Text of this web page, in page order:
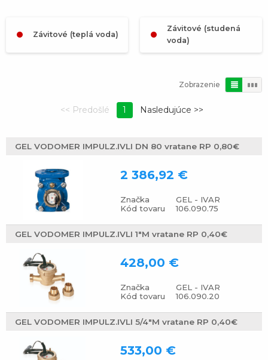
Závitové (teplá voda)
Závitové (studená
voda)
Zobrazenie
1
GEL VODOMER IMPULZ.IVLI DN 80 vratane RP 0,80€
Značka
GEL - IVAR
Kód tovaru
106.090.75
2 386,92 €
GEL VODOMER IMPULZ.IVLI 1"M vratane RP 0,40€
Značka
GEL - IVAR
Kód tovaru
106.090.20
428,00 €
GEL VODOMER IMPULZ.IVLI 5/4"M vratane RP 0,40€
533,00 €